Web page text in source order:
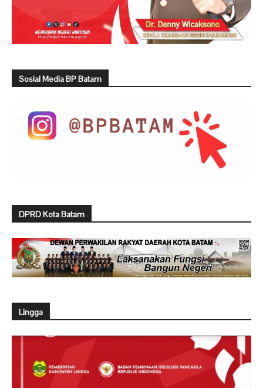
Sosial Media BP Batam
DPRD Kota Batam
Lingga